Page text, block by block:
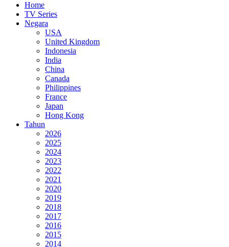
Home
TV Series
Negara
USA
United Kingdom
Indonesia
India
China
Canada
Philippines
France
Japan
Hong Kong
Tahun
2026
2025
2024
2023
2022
2021
2020
2019
2018
2017
2016
2015
2014